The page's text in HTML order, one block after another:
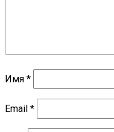
Имя *
Email *